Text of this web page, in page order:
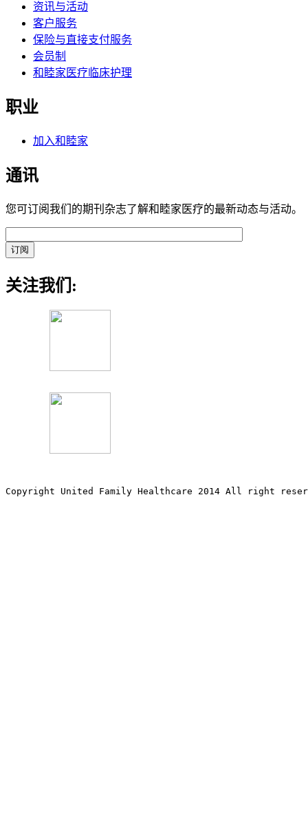
资讯与活动
客户服务
保险与直接支付服务
会员制
和睦家医疗临床护理
职业
加入和睦家
通讯
您可订阅我们的期刊杂志了解和睦家医疗的最新动态与活动。
关注我们:
Copyright United Family Healthcare 2014 All right